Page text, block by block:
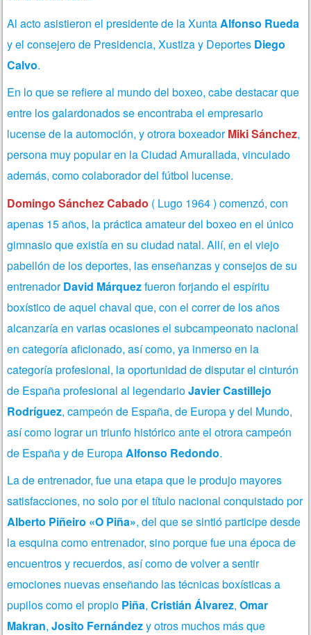
Al acto asistieron el presidente de la Xunta Alfonso Rueda
y el consejero de Presidencia, Xustiza y Deportes Diego
Calvo.
En lo que se refiere al mundo del boxeo, cabe destacar que
entre los galardonados se encontraba el empresario
lucense de la automoción, y otrora boxeadorMiki Sánchez,
persona muy popular en la Ciudad Amurallada, vinculado
además, como colaborador del fútbol lucense.
Domingo SánchezCabado ( Lugo 1964 ) comenzó, con
apenas 15 años, la práctica amateur del boxeo en el único
gimnasio que existía en su ciudad natal. Allí, en el viejo
pabellón de los deportes, las enseñanzas y consejos de su
entrenadorDavid Márquezfueron forjando el espíritu
boxístico de aquel chaval que, con el correr de los años
alcanzaría en varias ocasiones el subcampeonato nacional
en categoría aficionado, así como, ya inmerso en la
categoría profesional, la oportunidad de disputar el cinturón
de España profesional al legendarioJavier Castillejo
Rodríguez, campeón de España, de Europa y del Mundo,
así como lograr un triunfo histórico ante el otrora campeón
de España y de EuropaAlfonso Redondo.
La de entrenador, fue una etapa que le produjo mayores
satisfacciones, no solo por el título nacional conquistado por
Alberto Piñeiro «O Piña», del que se sintió participe desde
la esquina como entrenador, sino porque fue una época de
encuentros y recuerdos, así como de volver a sentir
emociones nuevas enseñando las técnicas boxísticas a
pupilos como el propio Piña,Cristián Álvarez,Omar
Makran,Josito Fernándezy otros muchos más que